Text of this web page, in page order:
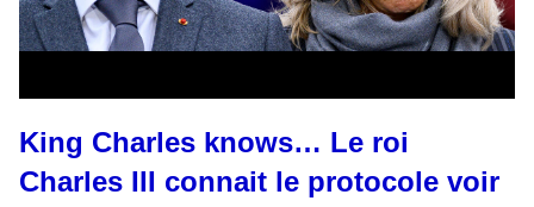
King Charles knows… Le roi
Charles III connait le protocole voir